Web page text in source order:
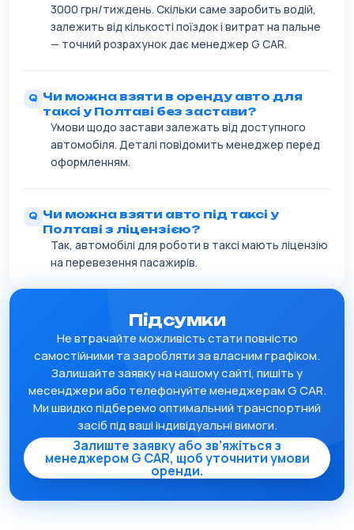
3000 грн/тиждень. Скільки саме заробить водій,
залежить від кількості поїздок і витрат на пальне
— точний розрахунок дає менеджер G CAR.
Чи можна взяти в оренду авто для
таксі у Полтаві без застави?
Умови щодо застави залежать від доступного
автомобіля. Деталі повідомить менеджер перед
оформленням.
Чи можна взяти авто під таксі у
Полтаві з ліцензією?
Так, автомобілі для роботи в таксі мають ліцензію
на перевезення пасажирів.
Підсумки
Не втрачайте можливість стати повністю
самостійними та заробляти за власним графіком.
Залишайте заявку на нашому сайті, пишіть у
месенджери або телефонуйте менеджерам G CAR.
Ми швидко підберемо оптимальний транспортний
засіб під ваші індивідуальні вимоги.
Залиште заявку або зв’яжіться з
менеджером G CAR, щоб уточнити умови
оренди.